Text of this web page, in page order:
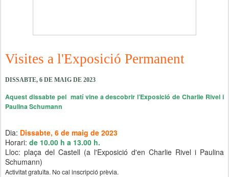
Visites a l'Exposició Permanent
DISSABTE, 6 DE MAIG DE 2023
Aquest dissabte pel matí vine a descobrir l’Exposició de Charlie Rivel i
Paulina Schumann
Dia: Dissabte, 6 de maig de 2023
Horari: de 10.00 h a 13.00 h.
Lloc: plaça del Castell (a l'Exposició d'en Charlie Rivel i Paulina
Schumann)
Activitat gratuïta. No cal inscripció prèvia.